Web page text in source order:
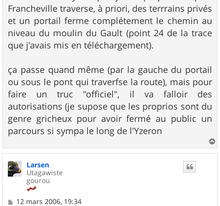
g
e
Francheville traverse, à priori, des terrrains privés
et un portail ferme complétement le chemin au
niveau du moulin du Gault (point 24 de la trace
que j'avais mis en téléchargement).
ça passe quand même (par la gauche du portail
ou sous le pont qui traverfse la route), mais pour
faire un truc "officiel", il va falloir des
autorisations (je supose que les proprios sont du
genre gricheux pour avoir fermé au public un
parcours si sympa le long de l'Yzeron
a
u
Larsen
Utagawiste
gourou
M12 mars 2006, 19:34